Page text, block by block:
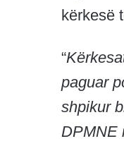
kërkesë
“
paguar
shpikur
DPMNE